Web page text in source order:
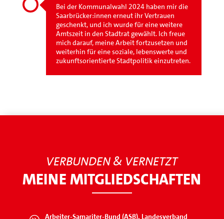
Bei der Kommunalwahl 2024 haben mir die
Saarbrücker:innen erneut ihr Vertrauen
geschenkt, und ich wurde für eine weitere
Amtszeit in den Stadtrat gewählt. Ich freue
mich darauf, meine Arbeit fortzusetzen und
weiterhin für eine soziale, lebenswerte und
zukunftsorientierte Stadtpolitik einzutreten.
VERBUNDEN & VERNETZT
MEINE MITGLIEDSCHAFTEN
Arbeiter-Samariter-Bund (ASB), Landesverband